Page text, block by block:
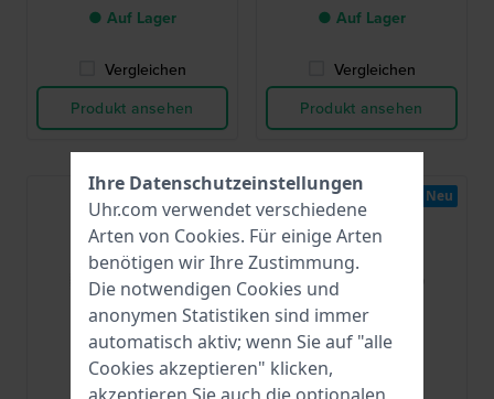
● Auf Lager
Vergleichen
Produkt ansehen
● Auf Lager
Vergleichen
Produkt ansehen
Neu
Ihre Datenschutzeinstellungen
Uhr.com verwendet verschiedene
Arten von Cookies. Für einige Arten
benötigen wir Ihre Zustimmung.
Die notwendigen Cookies und
anonymen Statistiken sind immer
automatisch aktiv; wenn Sie auf "alle
Cookies akzeptieren" klicken,
akzeptieren Sie auch die optionalen